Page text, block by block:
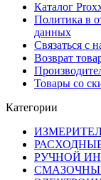
Каталог
Политика в
данных
Связаться с
Возврат
Товары со
Категории
РУЧНОЙ